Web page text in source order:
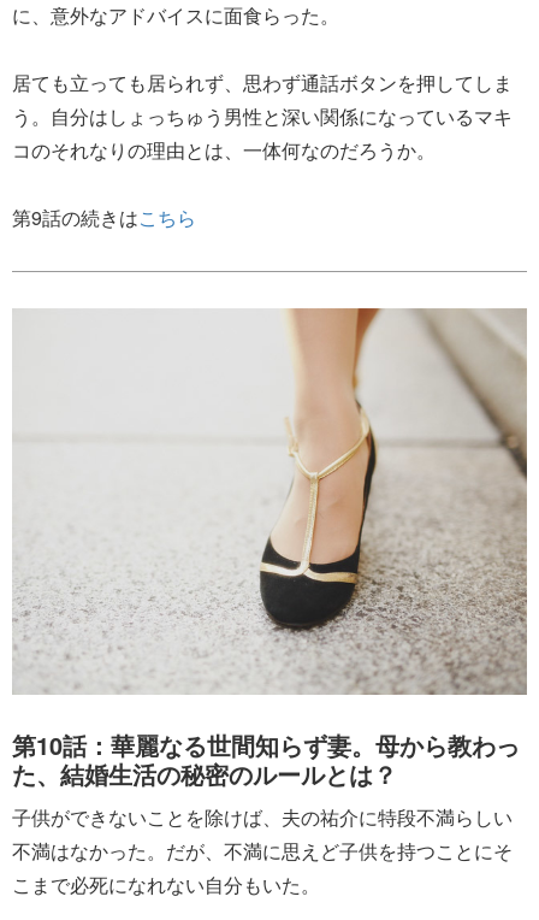
に、意外なアドバイスに面食らった。
居ても立っても居られず、思わず通話ボタンを押してしま
う。自分はしょっちゅう男性と深い関係になっているマキ
コのそれなりの理由とは、一体何なのだろうか。
第9話の続きはこちら
第10話：華麗なる世間知らず妻。母から教わっ
た、結婚生活の秘密のルールとは？
子供ができないことを除けば、夫の祐介に特段不満らしい
不満はなかった。だが、不満に思えど子供を持つことにそ
こまで必死になれない自分もいた。